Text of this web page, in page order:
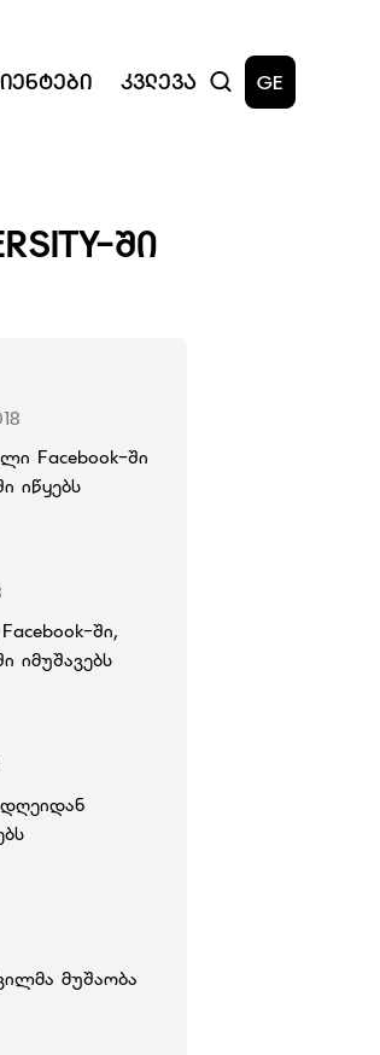
Კვლევა GE
ᲨᲘ
Facebook-ში
იწყებს
ში,
იმუშავებს
მუშაობა